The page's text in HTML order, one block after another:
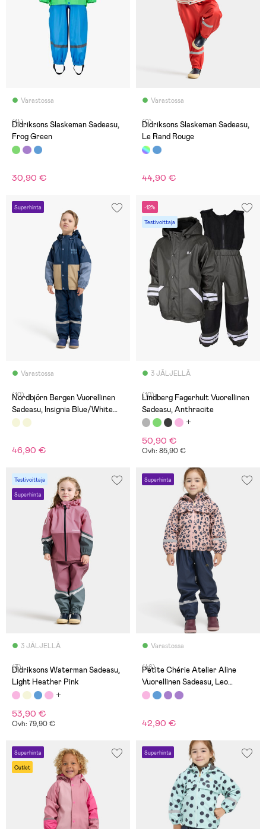
Varastossa
(14)
Didriksons Slaskeman Sadeasu,
Frog Green
30,90 €
Varastossa
(0)
Didriksons Slaskeman Sadeasu,
Le Rand Rouge
44,90 €
Superhinta
Varastossa
(10)
Nordbjörn Bergen Vuorellinen
Sadeasu, Insignia Blue/White
Pepper
46,90 €
-12%
Testivoittaja
3 JÄLJELLÄ
(10)
Lindberg Fagerhult Vuorellinen
Sadeasu, Anthracite
50,90 €
Ovh: 85,90 €
Testivoittaja
Superhinta
3 JÄLJELLÄ
(3)
Didriksons Waterman Sadeasu,
Light Heather Pink
53,90 €
Ovh: 79,90 €
Superhinta
Varastossa
(46)
Petite Chérie Atelier Aline
Vuorellinen Sadeasu, Leo
Mellow Rose
42,90 €
Superhinta
Outlet
Superhinta